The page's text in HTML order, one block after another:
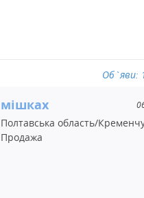
Об`яви:
Полтавська область/
Продажа